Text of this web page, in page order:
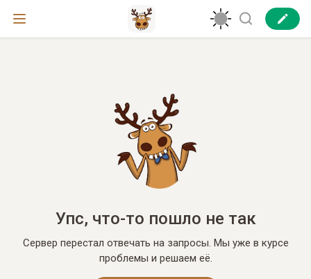
Упс, что-то пошло не так
Сервер перестал отвечать на запросы. Мы уже в курсе
проблемы и решаем её.